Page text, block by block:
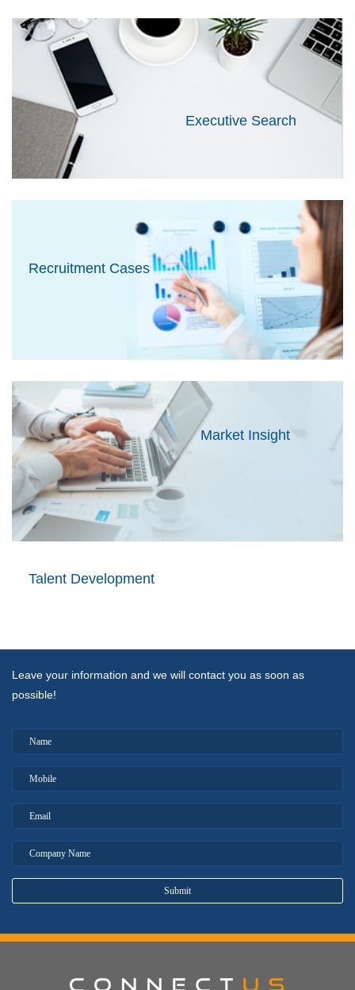
Executive Search
Recruitment Cases
Market Insight
Talent Development
Leave your information and we will contact you as soon as
possible!